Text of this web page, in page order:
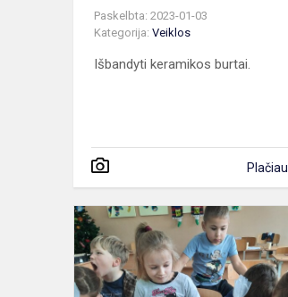
Paskelbta: 2023-01-03
Kategorija: Veiklos
Išbandyti keramikos burtai.
Plačiau